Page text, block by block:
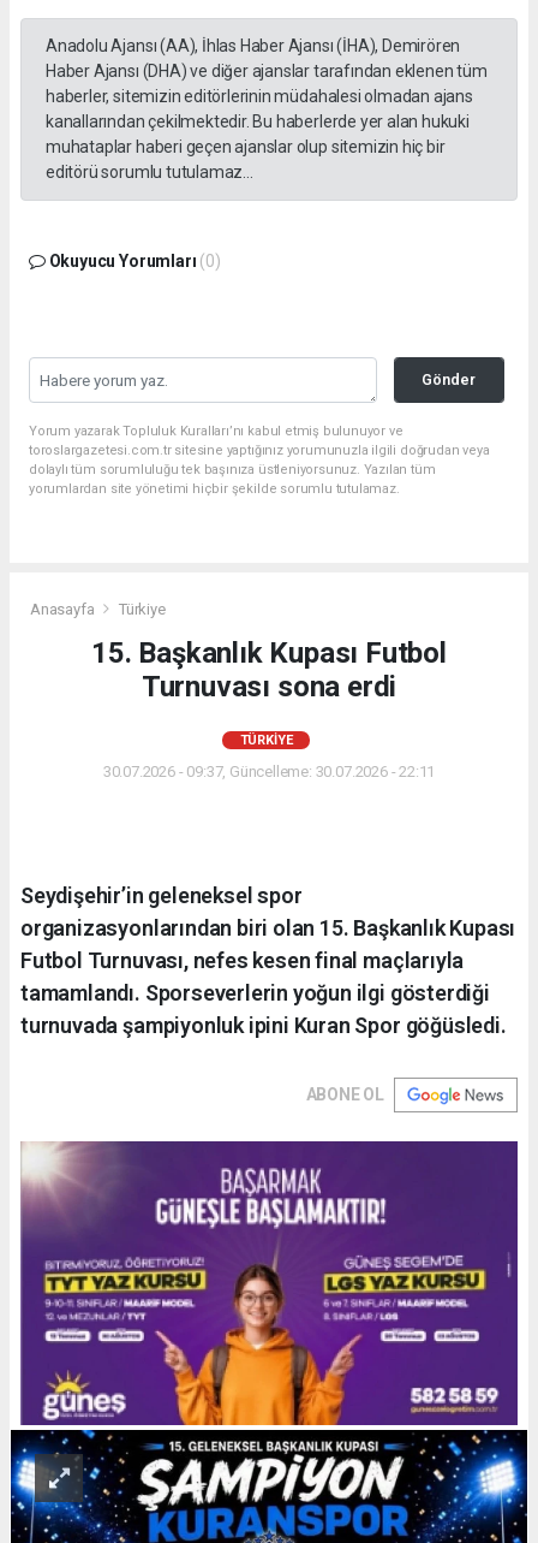
Anadolu Ajansı (AA), İhlas Haber Ajansı (İHA), Demirören
Haber Ajansı (DHA) ve diğer ajanslar tarafından eklenen tüm
haberler, sitemizin editörlerinin müdahalesi olmadan ajans
kanallarından çekilmektedir. Bu haberlerde yer alan hukuki
muhataplar haberi geçen ajanslar olup sitemizin hiç bir
editörü sorumlu tutulamaz...
Okuyucu Yorumları (0)
Gönder
Yorum yazarak Topluluk Kuralları’nı kabul etmiş bulunuyor ve
toroslargazetesi.com.tr sitesine yaptığınız yorumunuzla ilgili doğrudan veya
dolaylı tüm sorumluluğu tek başınıza üstleniyorsunuz. Yazılan tüm
yorumlardan site yönetimi hiçbir şekilde sorumlu tutulamaz.
Anasayfa Türkiye
15. Başkanlık Kupası Futbol
Turnuvası sona erdi
TÜRKIYE
30.07.2026 - 09:37, Güncelleme: 30.07.2026 - 22:11
Seydişehir’in geleneksel spor
organizasyonlarından biri olan 15. Başkanlık Kupası
Futbol Turnuvası, nefes kesen final maçlarıyla
tamamlandı. Sporseverlerin yoğun ilgi gösterdiği
turnuvada şampiyonluk ipini Kuran Spor göğüsledi.
ABONE OL